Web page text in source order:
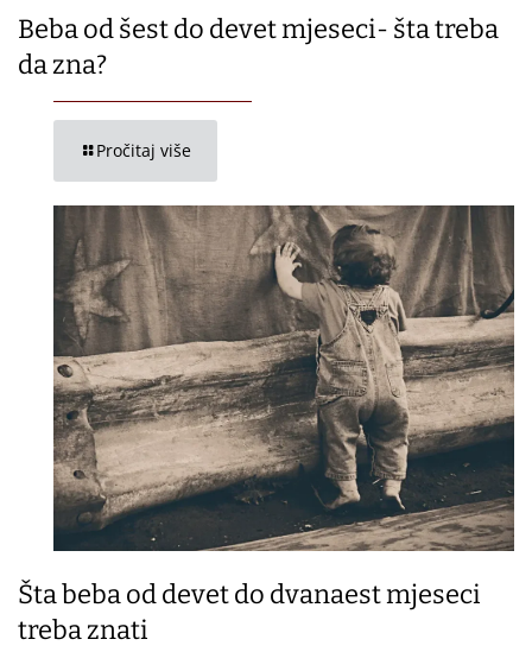
Beba od šest do devet mjeseci- šta treba
da zna?
Pročitaj više
Šta beba od devet do dvanaest mjeseci
treba znati